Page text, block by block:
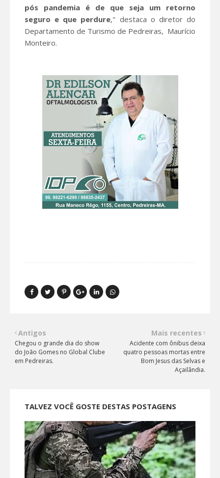
pós pandemia é de que seja um retorno
seguro e que perdure," destaca o diretor do
Departamento de Turismo de Pedreiras, Maurício
Monteiro.
Mais recentes
Acidente com ônibus deixa
quatro pessoas mortas entre
Bom Jesus das Selvas e
Açailândia.
Antigos
Chegou o grande dia do show
do João Gomes no Global Clube
em Pedreiras.
TALVEZ VOCÊ GOSTE DESTAS POSTAGENS